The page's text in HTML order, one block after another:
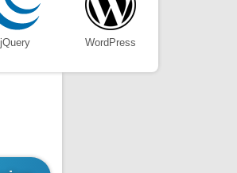
jQuery WordPress